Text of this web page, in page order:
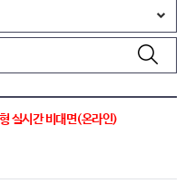
실시간 비대면(온라인)